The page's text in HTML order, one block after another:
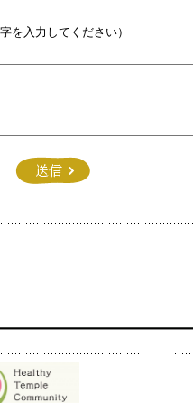
を入力してください）